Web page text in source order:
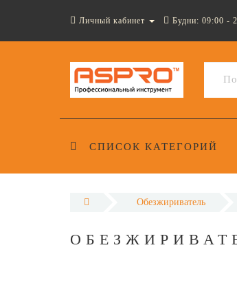
Личный кабинет Будни: 09:00 -
СПИСОК КАТЕГОРИЙ
Обезжириватель